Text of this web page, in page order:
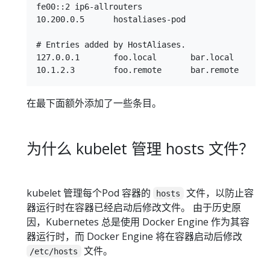
fe00::2	ip6-allrouters
10.200.0.5	hostaliases-pod
# Entries added by HostAliases.
127.0.0.1	foo.local	bar.local
在最下面额外添加了一些条目。
为什么 kubelet 管理 hosts 文件？
kubelet 管理每个Pod 容器的 hosts
文件，以防止容
器运行时在容器已经启动后修改文件。 由于历史原
因，Kubernetes 总是使用 Docker Engine 作为其容
器运行时，而 Docker Engine 将在容器启动后修改
/etc/hosts
文件。